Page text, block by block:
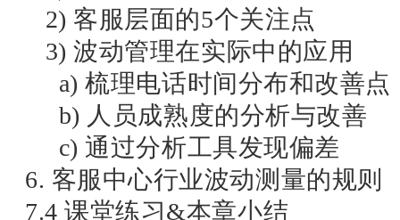
2) 客服层面的5个关注点
3) 波动管理在实际中的应用
a) 梳理电话时间分布和改善点
b) 人员成熟度的分析与改善
c) 通过分析工具发现偏差
6. 客服中心行业波动测量的规则
7.4 课堂练习&本章小结